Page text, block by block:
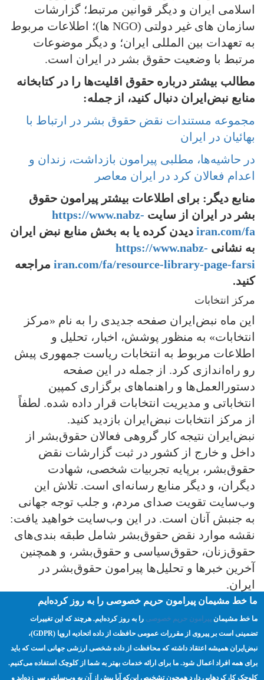
اسلامی ایران و دیگر قوانین مرتبط؛ گزارشات
سازمان های غیر دولتی (NGO ها)؛ اطلاعات مربوط
به تعهدات بین المللی ایران؛ و دیگر موضوعات
مرتبط با وضعیت حقوق بشر در ایران است.
مطالب بیشتر درباره حقوق اقلیت‌ها را در کتابخانه
منابع نبض‌ایران دنبال کنید، از جمله:
مجموعه مستندات نقض حقوق بشر در ارتباط با
بهائیان در ایران
در حاشیه‌ها، مطلبی پیرامون بازداشت، زندان و
اعدام فعالان کرد در ایران معاصر
منابع دیگر: برای اطلاعات بیشتر پیرامون حقوق
بشر در ایران از سایت https://www.nabz-
iran.com/fa دیدن کرده یا به بخش منابع نبض ایران
به نشانی https://www.nabz-
iran.com/fa/resource-library-page-farsi مراجعه
کنید.
مرکز انتخابات
این ماه نبض‌ایران صفحه جدیدی را به نام «مرکز
انتخابات» به منظور پوشش، اخبار، تحلیل و
اطلاعات مربوط به انتخابات ریاست جمهوری پیش
رو راه‌اندازی کرد. از جمله در این صفحه
دستورالعمل‌ها و راهنماهای برگزاری کمپین
انتخاباتی و مدیریت انتخابات قرار داده شده. لطفاً
از مرکز انتخابات نبض‌ایران بازدید کنید.
نبض‌ایران نتیجه کار گروهی فعالان حقوق‌بشر از
داخل و خارج از کشور در ثبت گزارشات نقض
حقوق‌بشر، برپایه تجربیات شخصی، شهادت
دیگران، و دیگر منابع رسانه‌ای است. تلاش این
وب‌سایت تقویت صدای مردم، و جلب توجه جهانی
به جنبش آنان است. در این وب‌سایت خواهید یافت:
نقشه موارد نقض حقوق‌بشر شامل طبقه بندی‌های
حقوق‌زنان، حقوق‌سیاسی و حقوق‌بشر، و همچنین
آخرین خبر‌ها و تحلیل‌ها پیرامون حقوق‌بشر در
ایران.
مسئولیت‌پذیری نبض نامه آزادی مدنی
حقوق بشر
نقشه
ما خط مشیمان پیرامون حریم خصوصی را به روز کرده‌ایم
ما خط مشیمانپیرامون حریم خصوصی را به روز کرده‌ایم. هرچند که این تغییرات
تضمینی است بر پیروی از مقررات عمومی حافظت از داده اتحادیه اروپا (GDPR)،‌
نبض‌ایران همیشه اعتقاد داشته که محافظت از داده شخصی ارزشی جهانی است که باید
برای همه افراد اعمال شود. ما برای ارائه خدمات بهتر به شما از کلوچک استفاده می‌کنیم.
کلوچک کارکردهایی دارد همچون تشخیص این‌که آیا پیش از آن به وب‌سایتی سر زده‌اید و